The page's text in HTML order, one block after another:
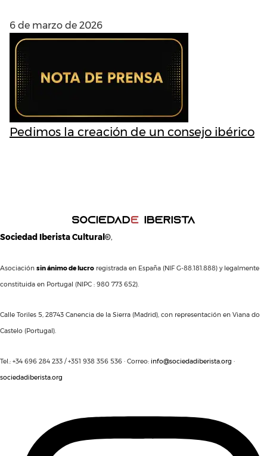
6 de marzo de 2026
Pedimos la creación de un consejo ibérico
Sociedad Iberista Cultural©,
Asociación sin ánimo de lucro registrada en España (NIF G-88.181.888) y legalmente
constituida en Portugal (NIPC : 980 773 652).
Calle Toriles 5, 28743 Canencia de la Sierra (Madrid), con representación en Viana do
Castelo (Portugal).
Tel.: +34 696 284 233 / +351 938 356 536 · Correo: info@sociedadiberista.org ·
sociedadiberista.org